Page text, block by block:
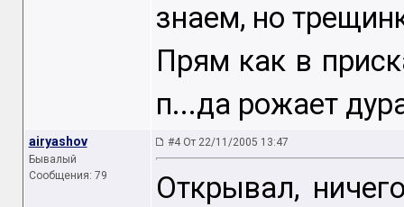
знаем, но
Прям как в
п...да рожает
airyashov
Бывалый
Сообщения: 79
#4 От 22/11/2005 13:47
Открывал,